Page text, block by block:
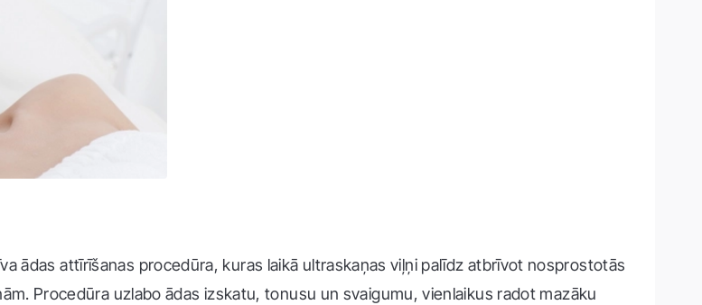
ādas attīrīšanas procedūra, kuras laikā ultraskaņas viļņi palīdz atbrīvot nosprostotās
Procedūra uzlabo ādas izskatu, tonusu un svaigumu, vienlaikus radot mazāku